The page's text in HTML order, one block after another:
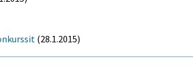
(28.1.2015)